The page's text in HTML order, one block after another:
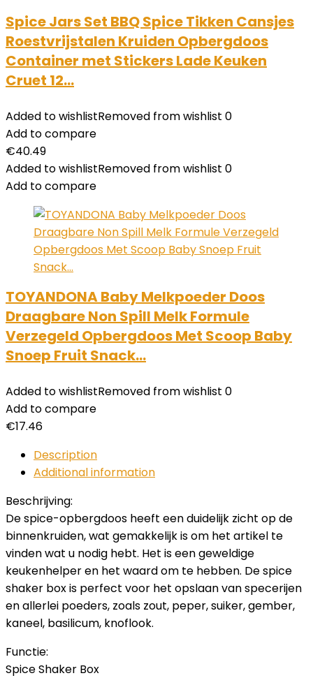
Spice Jars Set BBQ Spice Tikken Cansjes
Roestvrijstalen Kruiden Opbergdoos
Container met Stickers Lade Keuken
Cruet 12…
Added to wishlistRemoved from wishlist 0
Add to compare
€40.49
Added to wishlistRemoved from wishlist 0
Add to compare
TOYANDONA Baby Melkpoeder Doos
Draagbare Non Spill Melk Formule
Verzegeld Opbergdoos Met Scoop Baby
Snoep Fruit Snack…
Added to wishlistRemoved from wishlist 0
Add to compare
€17.46
Description
Additional information
Beschrijving:
De spice-opbergdoos heeft een duidelijk zicht op de
binnenkruiden, wat gemakkelijk is om het artikel te
vinden wat u nodig hebt. Het is een geweldige
keukenhelper en het waard om te hebben. De spice
shaker box is perfect voor het opslaan van specerijen
en allerlei poeders, zoals zout, peper, suiker, gember,
kaneel, basilicum, knoflook.
Functie:
Spice Shaker Box